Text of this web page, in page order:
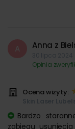
A Anna z
Opinia
Ocena wizyty:
Bardzo
zabiegu